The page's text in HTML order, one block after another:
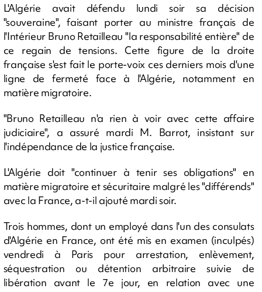
L'Algérie avait défendu lundi soir sa décision
"souveraine", faisant porter au ministre français de
l'Intérieur Bruno Retailleau "la responsabilité entière" de
ce regain de tensions. Cette figure de la droite
française s'est fait le porte-voix ces derniers mois d'une
ligne de fermeté face à l'Algérie, notamment en
matière migratoire.
"Bruno Retailleau n'a rien à voir avec cette affaire
judiciaire", a assuré mardi M. Barrot, insistant sur
l'indépendance de la justice française.
L'Algérie doit "continuer à tenir ses obligations" en
matière migratoire et sécuritaire malgré les "différends"
avec la France, a-t-il ajouté mardi soir.
Trois hommes, dont un employé dans l'un des consulats
d'Algérie en France, ont été mis en examen (inculpés)
vendredi à Paris pour arrestation, enlèvement,
séquestration ou détention arbitraire suivie de
libération avant le 7e jour, en relation avec une